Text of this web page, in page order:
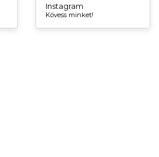
Instagram
Kövess minket!